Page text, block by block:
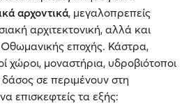
αρχοντικά, μεγαλοπρεπείς
αρχιτεκτονική, αλλά και
εποχής. Κάστρα,
χώροι, μοναστήρια, υδροβιότοποι
σε περιμένουν στη
επισκεφτείς τα εξής: